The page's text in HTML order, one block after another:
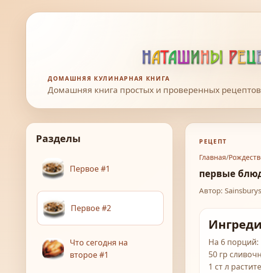
ДОМАШНЯЯ КУЛИНАРНАЯ КНИГА
Домашняя книга простых и проверенных рецептов
Разделы
Первое #1
Первое #2
Что сегодня на
второе #1
РЕЦЕПТ
Главная/
первые
Автор: Sainsburys
На 6 порций:
50 гр
1 ст л